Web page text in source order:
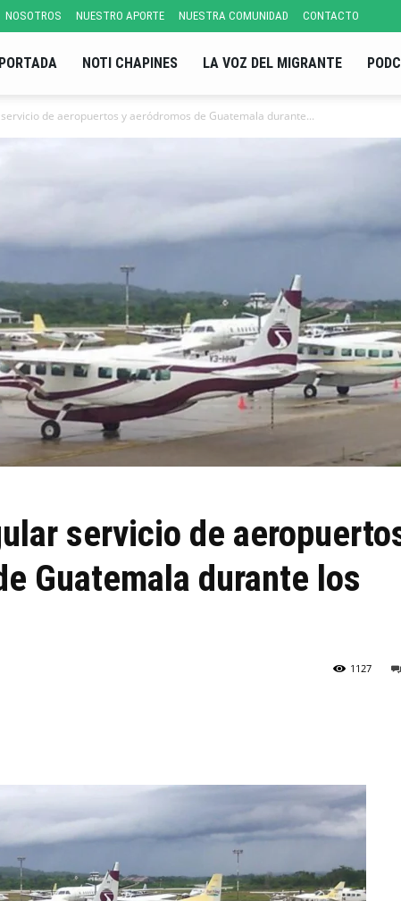
NOSOTROS NUESTRO APORTE NUESTRA COMUNIDAD CONTACTO
PORTADA NOTI CHAPINES LA VOZ DEL MIGRANTE
de aeropuertos y aeródromos de Guatemala durante...
servicio de
Guatemala durante los
1127